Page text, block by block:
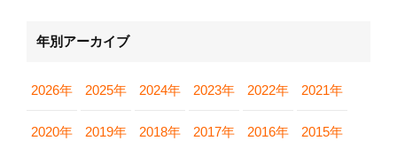
年別アーカイブ
2026年 2025年 2024年 2023年 2022年 2021年
2020年 2019年 2018年 2017年 2016年 2015年